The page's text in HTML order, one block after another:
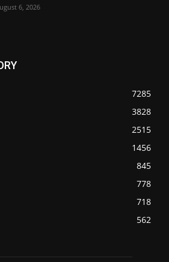
6, 2026
7285
3828
2515
1456
845
778
718
562